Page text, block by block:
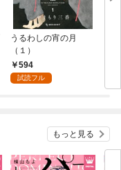
うるわしの宵の月
（１）
594
試読フル
もっと見る